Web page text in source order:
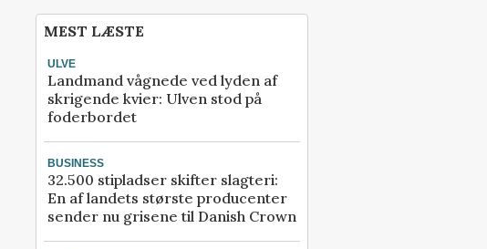
MEST LÆSTE
ULVE
Landmand vågnede ved lyden af
skrigende kvier: Ulven stod på
foderbordet
BUSINESS
32.500 stipladser skifter slagteri:
En af landets største producenter
sender nu grisene til Danish Crown